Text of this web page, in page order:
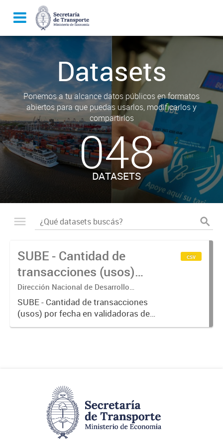
Datasets
Ponemos a tu alcance datos públicos en formatos
abiertos para que puedas usarlos, modificarlos y
compartirlos
048
DATASETS
SUBE - Cantidad de
transacciones (usos)
por fecha
Dirección Nacional de Desarrollo
Tecnológico - Ministerio de Transporte.
SUBE - Cantidad de transacciones
(usos) por fecha en validadoras de
la red SUBE.
csv